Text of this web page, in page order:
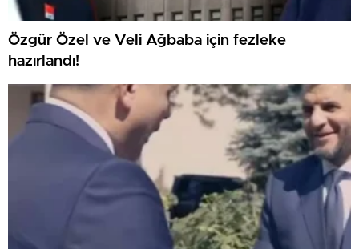
Özgür Özel ve Veli Ağbaba için fezleke
hazırlandı!